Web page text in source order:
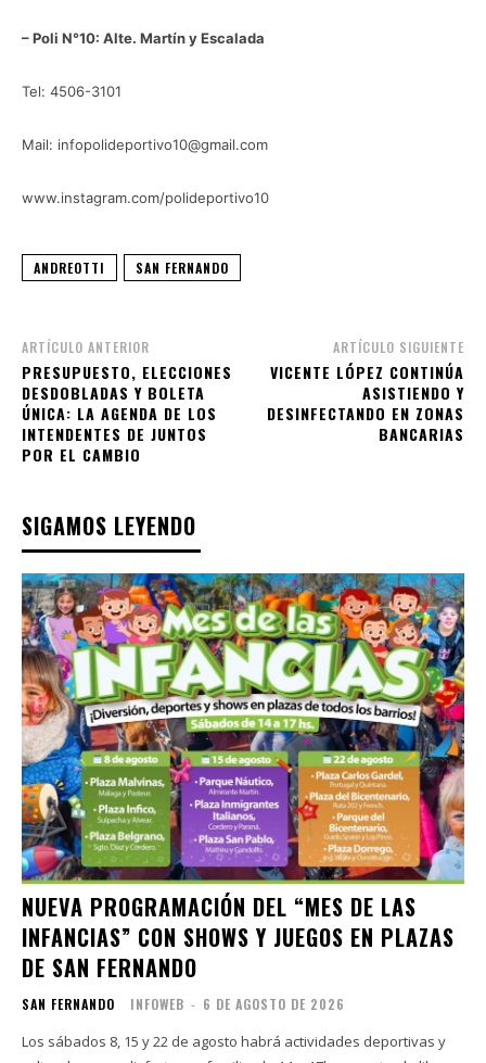
– Poli N°10: Alte. Martín y Escalada
Tel: 4506-3101
Mail: infopolideportivo10@gmail.com
www.instagram.com/polideportivo10
ANDREOTTI SAN FERNANDO
ARTÍCULO ANTERIOR
PRESUPUESTO, ELECCIONES
DESDOBLADAS Y BOLETA
ÚNICA: LA AGENDA DE LOS
INTENDENTES DE JUNTOS
POR EL CAMBIO
ARTÍCULO SIGUIENTE
VICENTE LÓPEZ CONTINÚA
ASISTIENDO Y
DESINFECTANDO EN ZONAS
BANCARIAS
SIGAMOS LEYENDO
NUEVA PROGRAMACIÓN DEL “MES DE LAS
INFANCIAS” CON SHOWS Y JUEGOS EN PLAZAS
DE SAN FERNANDO
SAN FERNANDO INFOWEB - 6 DE AGOSTO DE 2026
Los sábados 8, 15 y 22 de agosto habrá actividades deportivas y